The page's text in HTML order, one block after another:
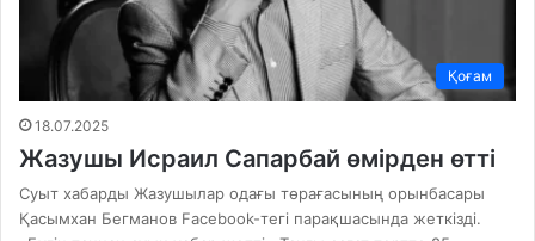
Қоғам
18.07.2025
Жазушы Исраил Сапарбай өмірден өтті
Суыт хабарды Жазушылар одағы төрағасының орынбасары
Қасымхан Бегманов Facebook-тегі парақшасында жеткізді.